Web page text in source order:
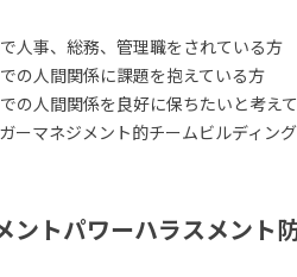
人事、総務、管理職をされている方
の人間関係に課題を抱えている方
の人間関係を良好に保ちたいと考え
ーマネジメント的チームビルディン
ントパワーハラスメント